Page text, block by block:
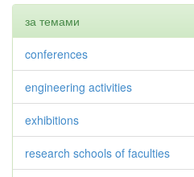
за темами
conferences
engineering activities
exhibitions
research schools of faculties